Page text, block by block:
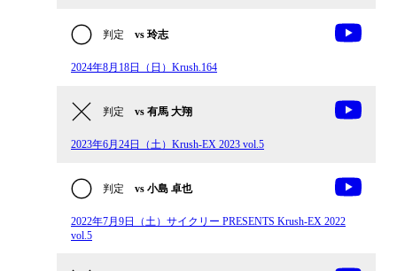
判定 vs 玲志
2024年8月18日（日）Krush.164
判定 vs 有馬 大翔
2023年6月24日（土）Krush-EX 2023 vol.5
判定 vs 小島 卓也
2022年7月9日（土）サイクリー PRESENTS Krush-EX 2022
vol.5